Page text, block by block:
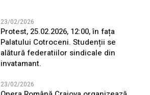
23/02/2026
Protest, 25.02.2026, 12:00, în fața
Palatului Cotroceni. Studenții se
alătură federatiilor sindicale din
invatamant.
23/02/2026